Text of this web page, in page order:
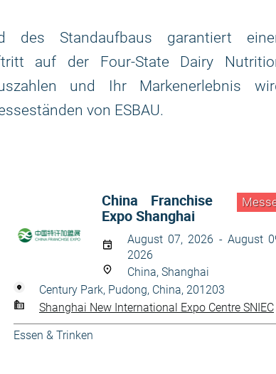
des Standaufbaus garantiert
auf der Four-State Dairy
und Ihr Markenerlebnis
von ESBAU.
China Franchise
Expo Shanghai
August 07, 2026 - August
2026
China, Shanghai
Century Park, Pudong, China, 201203
Shanghai New International Expo Centre SNIEC
Essen & Trinken